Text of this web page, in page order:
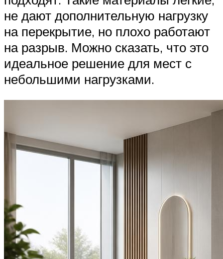
не дают дополнительную нагрузку
на перекрытие, но плохо работают
на разрыв. Можно сказать, что это
идеальное решение для мест с
небольшими нагрузками.